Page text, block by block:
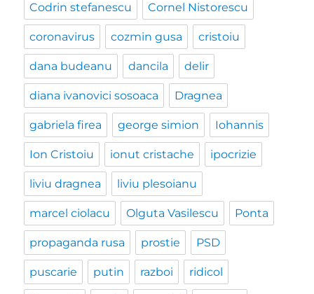
Codrin stefanescu Cornel Nistorescu
coronavirus cozmin gusa cristoiu
dana budeanu dancila delir
diana ivanovici sosoaca Dragnea
gabriela firea george simion Iohannis
Ion Cristoiu ionut cristache ipocrizie
liviu dragnea liviu plesoianu
marcel ciolacu Olguta Vasilescu Ponta
propaganda rusa prostie PSD
puscarie putin razboi ridicol